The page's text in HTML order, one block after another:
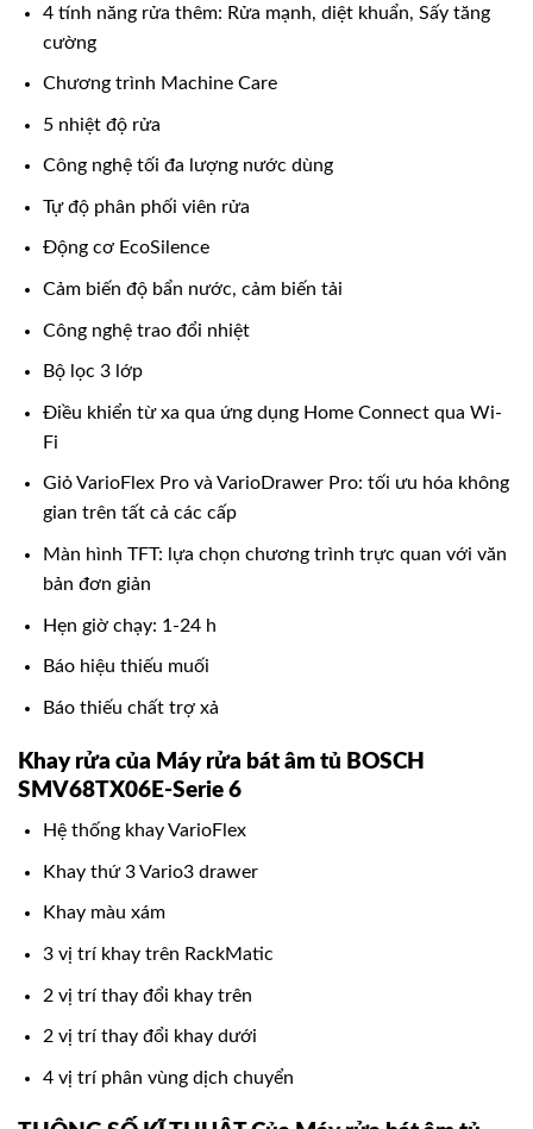
4 tính năng rửa thêm: Rửa mạnh, diệt khuẩn, Sấy tăng
cường
Chương trình Machine Care
5 nhiệt độ rửa
Công nghệ tối đa lượng nước dùng
Tự độ phân phối viên rửa
Động cơ EcoSilence
Cảm biến độ bẩn nước, cảm biến tải
Công nghệ trao đổi nhiệt
Bộ lọc 3 lớp
Điều khiển từ xa qua ứng dụng Home Connect qua Wi-
Fi
Giỏ VarioFlex Pro và VarioDrawer Pro: tối ưu hóa không
gian trên tất cả các cấp
Màn hình TFT: lựa chọn chương trình trực quan với văn
bản đơn giản
Hẹn giờ chạy: 1-24 h
Báo hiệu thiếu muối
Báo thiếu chất trợ xả
Khay rửa của Máy rửa bát âm tủ BOSCH
SMV68TX06E-Serie 6
Hệ thống khay VarioFlex
Khay thứ 3 Vario3 drawer
Khay màu xám
3 vị trí khay trên RackMatic
2 vị trí thay đổi khay trên
2 vị trí thay đổi khay dưới
4 vị trí phân vùng dịch chuyển